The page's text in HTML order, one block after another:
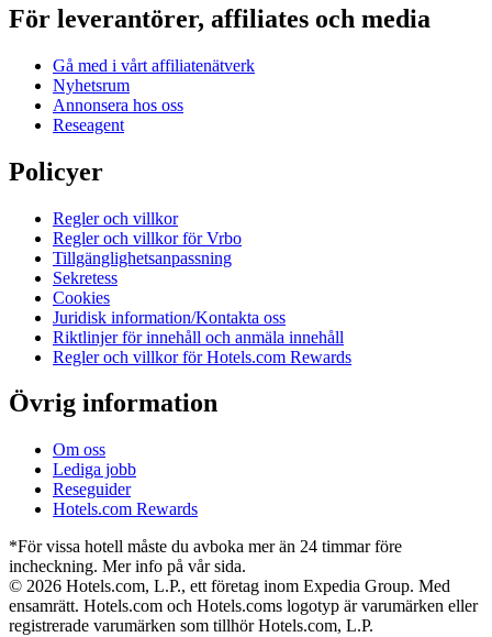
För leverantörer, affiliates och media
Gå med i vårt affiliatenätverk
Nyhetsrum
Annonsera hos oss
Reseagent
Policyer
Regler och villkor
Regler och villkor för Vrbo
Tillgänglighetsanpassning
Sekretess
Cookies
Juridisk information/Kontakta oss
Riktlinjer för innehåll och anmäla innehåll
Regler och villkor för Hotels.com Rewards
Övrig information
Om oss
Lediga jobb
Reseguider
Hotels.com Rewards
*För vissa hotell måste du avboka mer än 24 timmar före
incheckning. Mer info på vår sida.
© 2026 Hotels.com, L.P., ett företag inom Expedia Group. Med
ensamrätt. Hotels.com och Hotels.coms logotyp är varumärken eller
registrerade varumärken som tillhör Hotels.com, L.P.